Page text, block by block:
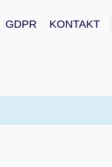
GDPR KONTAKT